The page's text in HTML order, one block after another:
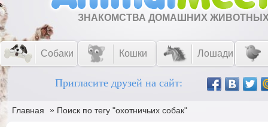
ЗНАКОМСТВА ДОМАШНИХ
Собаки Кошки Лошади
Пригласите друзей на сайт:
Главная » Поиск по тегу "охотничьих собак"